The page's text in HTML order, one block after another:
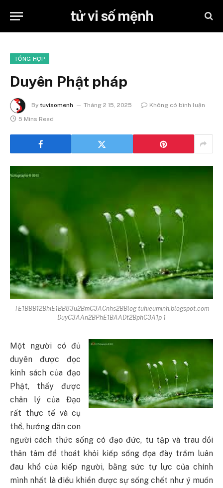
tử vi số mệnh
TỔNG HỢP
Duyên Phật pháp
By tuvisomenh Tháng 2 15, 2025
Không có bình luận
5 Mins Read
TE1BBB12BhiE1BB83u2BmC3ACnhs2BBlog tuhieuminh.blogspot.com
DuyC3AAn2BPhE1BAADt2BphC3A1p 1
Một người có đủ
duyên được đọc
kinh sách của đạo
Phật, thấy được
chân lý của Đạo
rất thực tế và cụ
thể, hướng dẫn con
người cách thức sống có đạo đức, tu tập và trau dồi
thân tâm để thoát khỏi kiếp sống đọa đày trầm luân
đau khổ của kiếp người, bằng sức tự lực của chính
mình nhất là điều khiển được sự sống chết như ý muốn